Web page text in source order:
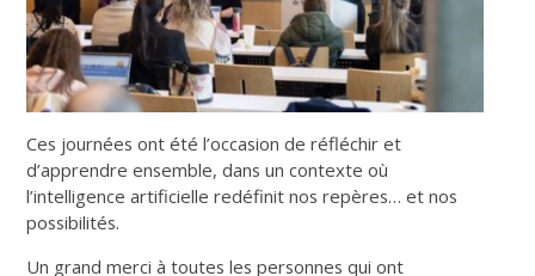
Ces journées ont été l’occasion de réfléchir et
d’apprendre ensemble, dans un contexte où
l’intelligence artificielle redéfinit nos repères… et nos
possibilités.
Un grand merci à toutes les personnes qui ont